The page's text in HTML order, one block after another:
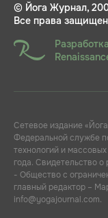
© Йога Журнал,
Все права
Сетевое издание
Федеральной службе
технологий и
года. Свидетельство
- Общество с
главный редактор –
info@yogajournal.com.